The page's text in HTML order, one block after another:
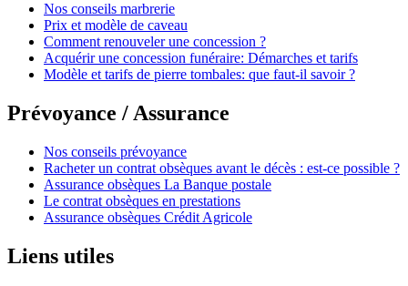
Nos conseils marbrerie
Prix et modèle de caveau
Comment renouveler une concession ?
Acquérir une concession funéraire: Démarches et tarifs
Modèle et tarifs de pierre tombales: que faut-il savoir ?
Prévoyance / Assurance
Nos conseils prévoyance
Racheter un contrat obsèques avant le décès : est-ce possible ?
Assurance obsèques La Banque postale
Le contrat obsèques en prestations
Assurance obsèques Crédit Agricole
Liens utiles